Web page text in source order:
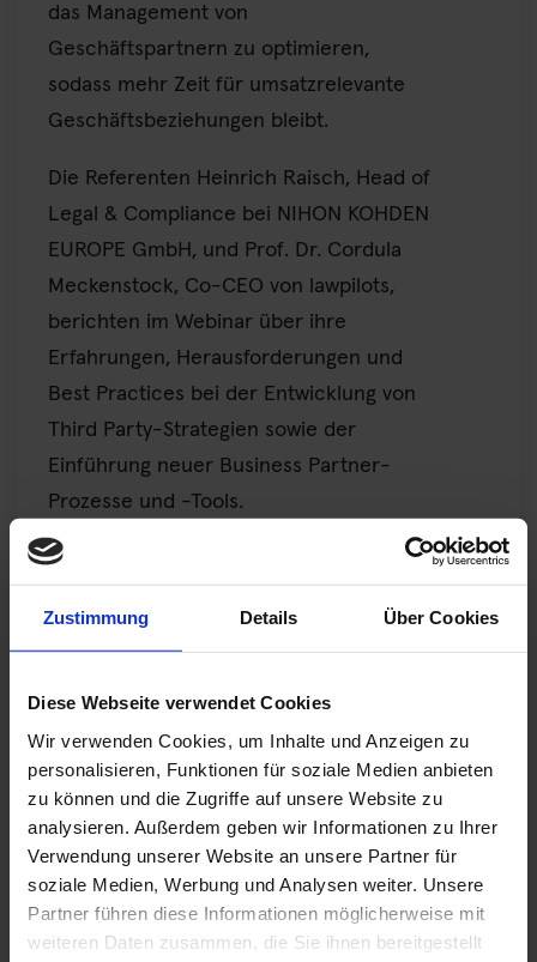
Zustimmung Details Über Cookies
Diese Webseite verwendet Cookies
Wir verwenden Cookies, um Inhalte und Anzeigen zu
personalisieren, Funktionen für soziale Medien anbieten
zu können und die Zugriffe auf unsere Website zu
analysieren. Außerdem geben wir Informationen zu Ihrer
Verwendung unserer Website an unsere Partner für
soziale Medien, Werbung und Analysen weiter. Unsere
Partner führen diese Informationen möglicherweise mit
weiteren Daten zusammen, die Sie ihnen bereitgestellt
das Management von
Geschäftspartnern zu optimieren,
sodass mehr Zeit für umsatzrelevante
Geschäftsbeziehungen bleibt.
Die Referenten Heinrich Raisch, Head of
Legal & Compliance bei NIHON KOHDEN
EUROPE GmbH, und Prof. Dr. Cordula
Meckenstock, Co-CEO von lawpilots,
berichten im Webinar über ihre
Erfahrungen, Herausforderungen und
Best Practices bei der Entwicklung von
Third Party-Strategien sowie der
Einführung neuer Business Partner-
Prozesse und -Tools.
Jetzt beim Compliance-Webinar
Management – Strategien & Lessons
Learned“
15. April 2025, 10:00 bis 11:00 Uhr
Zur Anmeldung:
zoom/webinar/register